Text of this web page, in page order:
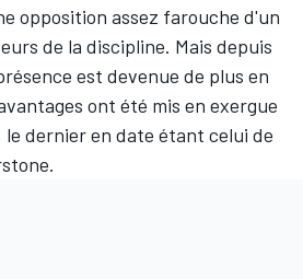
opposition assez farouche d'un
de la discipline. Mais depuis
est devenue de plus en
ont été mis en exergue
dernier en date étant celui de